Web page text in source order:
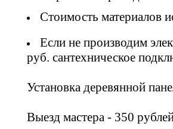
Стоимость материалов
Если не производим
руб. сантехническое
Установка деревянной
Выезд мастера - 350